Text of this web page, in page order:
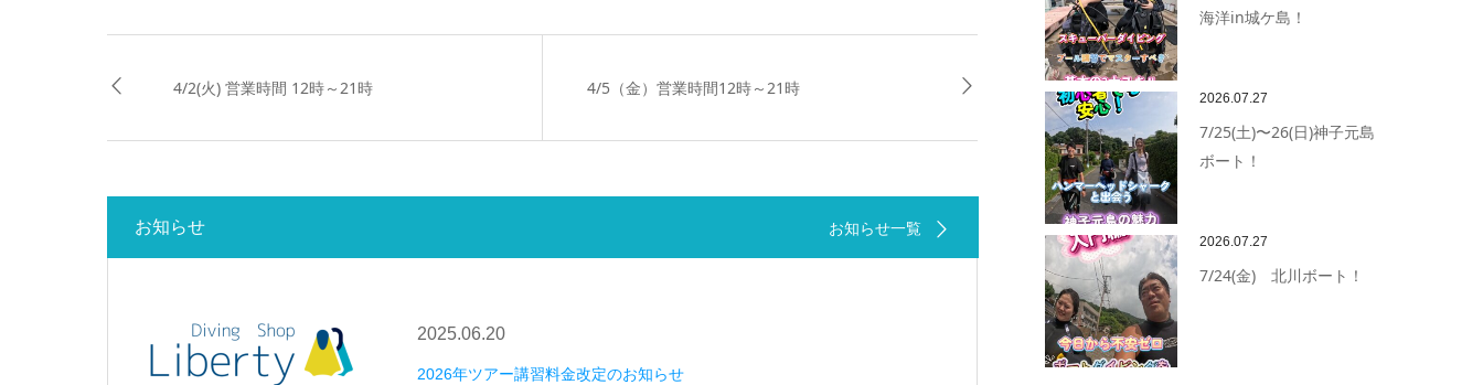
4/2(火) 営業時間 12時～21時 4/5（金）営業時間12時～21時
お知らせ お知らせ一覧
2025.06.20
2026年ツアー講習料金改定のお知らせ
海洋in城ケ島！
2026.07.27
7/25(土)〜26(日)神子元島
ボート！
2026.07.27
7/24(金) 北川ボート！